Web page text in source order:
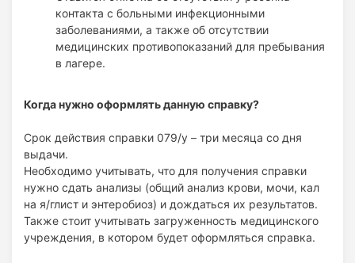
контакта с больными инфекционными
заболеваниями, а также об отсутствии
медицинских противопоказаний для пребывания
в лагере.
Когда нужно оформлять данную справку?
Срок действия справки 079/у – три месяца со дня
выдачи.
Необходимо учитывать, что для получения справки
нужно сдать анализы (общий анализ крови, мочи, кал
на я/глист и энтеробиоз) и дождаться их результатов.
Также стоит учитывать загруженность медицинского
учреждения, в котором будет оформляться справка.